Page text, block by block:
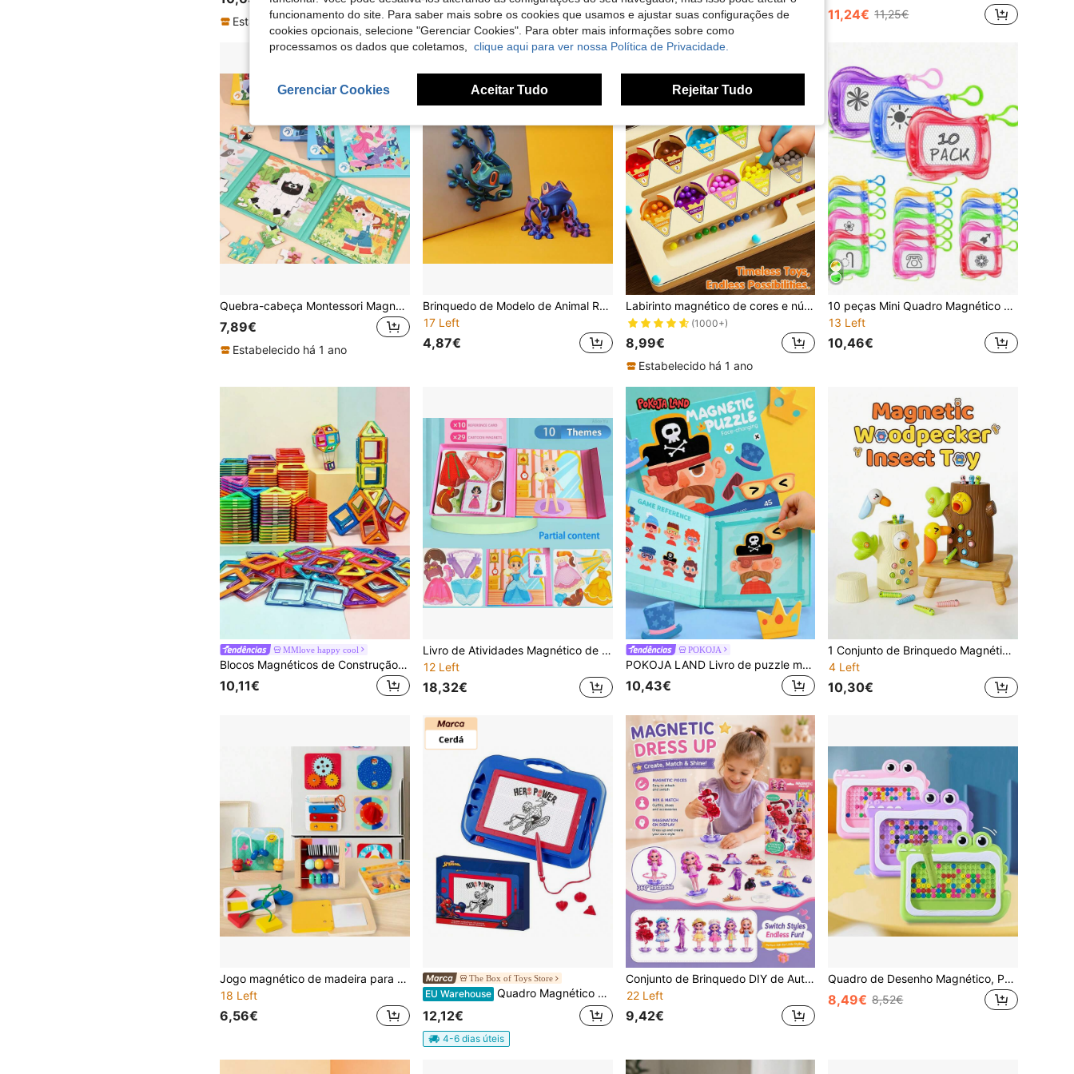
Estabelecido há 1 ano 8,75€ 11,24€ 11,25€
Quebra-cabeça Montessori Magnético 3 em 1 para Crianças, Brinquedo Educativo Pré-escolar para Meninos e Meninas de 3 a 6 Anos, Presente de Natal, Brinquedo Interativo de Mesa para Pais e Filhos que Melhora a Concentração e o Raciocínio Lógico
7,89€
Estabelecido há 1 ano
Brinquedo de Modelo de Animal Rã Impresso em 3D para Alívio de Stress, Articulações e Membros Móveis Realistas, Modelo de Animal Impresso em 3D, Olhos Vibrantes, Sem Necessidade de Energia, Estrutura de Plástico, Adequado para Secretária, Frigorífico, Decoração de Carro, Decoração de Casa e Escritório, Decoração de Aquário, Presente Ideal para Amantes da Natureza, Natal
17 Left
4,87€
Labirinto magnético de cores e números, Labirinto de classificação de cores de madeira, Tabuleiro de quebra-cabeça de aprendizagem de contagem de correspondência de cores de madeira, Jogos de correspondência de contagem Montessori Tabuleiro de classificação de cores, Brinquedos de habilidades motoras finas Montessori para crianças de 3 anos ou mais Halloween, Brinquedos magnéticos, Jogo magnético, Crianças, Jogo de pedras magnéticas, Aprendizagem Montessori, Blocos numéricos, Brinquedos magnéticos magnéticos, Criança pequena
(1000+)
8,99€
Estabelecido há 1 ano
10 peças Mini Quadro Magnético de Desenho, Mini Bloco de Desenho Apagável, Quadro de Desenho com Clipe de Chaveiro para Mochila, Tablet de Escrita Portátil Pequeno, Lembrancinhas de Festa, Recompensas de Sala de Aula, Enchimentos de Meia de Natal, Cores Aleatórias
13 Left
10,46€
MMlove happy cool
Blocos Magnéticos de Construção para Crianças, Brinquedo Educativo STEM com Ímãs Grandes, Conjunto de Construção Magnético para Crianças a partir de 3 Anos, Presente de Aniversário, Cor Aleatória
10,11€
Livro de Atividades Magnético de Vestir Princesas para Crianças, 10 Temas, Livro Educativo de Atividades, Jogo Criativo de Correspondência Magnética, Adequado para Crianças a Partir dos 3 Anos
12 Left
18,32€
POKOJA
POKOJA LAND Livro de puzzle magnético para crianças, jogo de tabuleiro portátil dobrável em 3 partes, atividade educativa precoce de correspondência de formas, brinquedo de viagem para desenvolvimento da motricidade fina para bebés a partir dos 36M+
10,43€
1 Conjunto de Brinquedo Magnético Pica-pau Médico para Capturar Insetos - Jogo Interativo de Mesa para Crianças a partir de 3 Anos, que Desenvolve a Coordenação Motora e a Concentração, Brinquedo Educativo de Quebra-Cabeça.
4 Left
10,30€
Jogo magnético de madeira para geladeira, ideal para desenvolver a coordenação motora e a cognição infantil. Quebra-cabeça decorativo e perfeito para presente de Natal.
18 Left
6,56€
The Box of Toys Store
EU Warehouse Quadro Magnético Spiderman 32,5 X 24,5 X 3,0 Cm ✅ Entrega em 24/48 Horas para Espanha (Península) - Secretárias e Quadros Brancos Infantis - Jogos de Desenho e Pintura - Cerdá - Ref. 2700001815
12,12€
4-6 dias úteis
Conjunto de Brinquedo DIY de Autocolantes Magnéticos para Vestir Princesas para Crianças, Brinquedo Educativo de Jogo de Papéis Magnético para Interação entre Pais e Filhos, Adequado para Raparigas de 3-12 Anos, Presente de Brinquedo, Presente de Aniversário
22 Left
9,42€
Quadro de Desenho Magnético, Puzzle Colorido com Controlo de Caneta, Tabuleiro de Jogo Magnético, Jogos para Raparigas, Jogos para Rapazes, Jogos Infantis, Brinquedos para Rapazes e Raparigas, Brinquedos Magnéticos para Crianças, Presentes para Crianças, Natal, Presentes de Aniversário, Presentes para Crianças
8,49€ 8,52€
funcionamento do site. Para saber mais sobre os cookies que usamos e ajustar suas configurações de
cookies opcionais, selecione "Gerenciar Cookies". Para obter mais informações sobre como
processamos os dados que coletamos, clique aqui para ver nossa Política de Privacidade.
Gerenciar Cookies Aceitar Tudo Rejeitar Tudo